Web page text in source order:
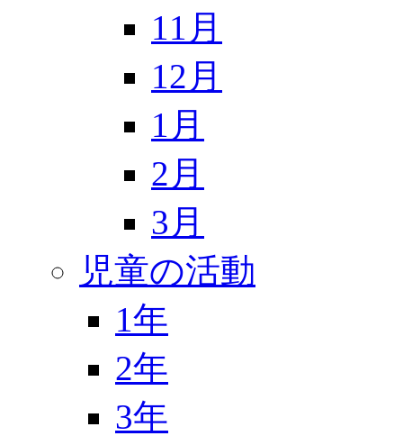
11月
12月
1月
2月
3月
児童の活動
1年
2年
3年